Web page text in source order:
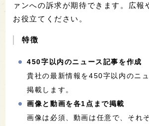
ァンへの訴求が期待できます。広報
お役立てください。
特徴
450字以内のニュース記事を作成
貴社の最新情報を450字以内のニ
掲載します。
画像と動画を各1点まで掲載
画像は必須、動画は任意で、それ